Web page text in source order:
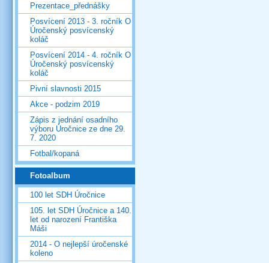
Prezentace_přednášky
Posvícení 2013 - 3. ročník O
Úročenský posvícenský
koláč
Posvícení 2014 - 4. ročník O
Úročenský posvícenský
koláč
Pivní slavnosti 2015
Akce - podzim 2019
Zápis z jednání osadního
výboru Úročnice ze dne 29.
7. 2020
Fotbal/kopaná
Fotoalbum
100 let SDH Úročnice
105. let SDH Úročnice a 140.
let od narození Františka
Máši
2014 - O nejlepší úročenské
koleno